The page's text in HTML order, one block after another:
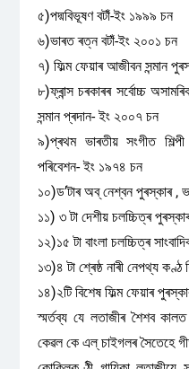
৫)পদ্মবিভূষণ বটাঁ-ইং ১৯৯৯ চন
৬)ভাৰত ৰত্ন বটাঁ-ইং ২০০১ চন
৭) ফিল্ম ফেয়াৰ আজীবন সন্মান
৮)ফ্ৰান্স চৰকাৰৰ সৰ্বোচ্চ
সন্মান প্ৰদান- ইং ২০০৭ চন
৯)প্ৰথম ভাৰতীয় সংগীত
পৰিবেশন- ইং ১৯৭৪ চন
১০)ড’টাৰ অব্ নেশ্বন পুৰস্কাৰ ,
১১) ৩ টা দেশীয় চলচ্চিত্ৰ
১২)১৫ টা বাংলা চলচ্চিত্ৰ
১৩)৪ টা শ্ৰেষ্ঠ নাৰী নেপথ্য কণ্ঠ
১৪)২টি বিশেষ ফিল্ম ফেয়াৰ
স্মৰ্তব্য যে লতাজীৰ শৈশব
কেৱল কে এল্ চাইগলৰ সৈতেহে